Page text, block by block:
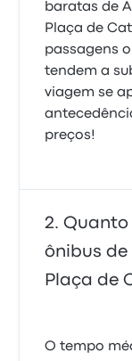
baratas de
Plaça de
passagens
tendem a
viagem se
preços!
Quanto
ônibus
Plaça de
O tempo